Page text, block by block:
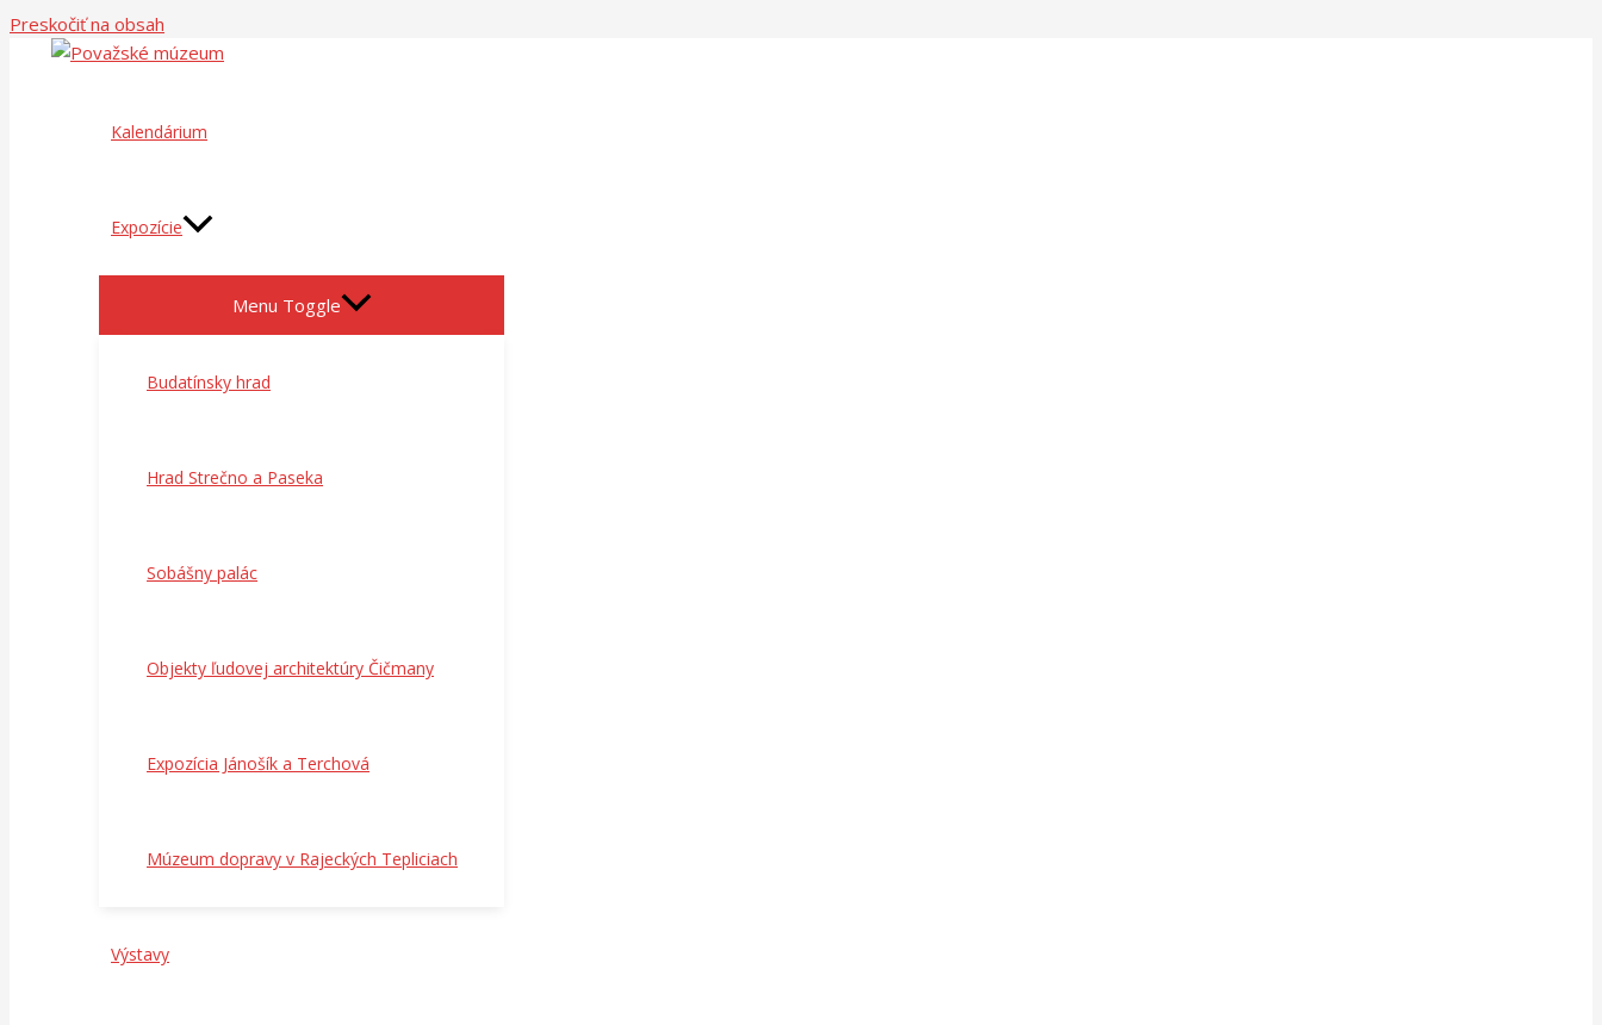
Preskočiť na obsah
Kalendárium
Expozície
Menu Toggle
Budatínsky hrad
Hrad Strečno a Paseka
Sobášny palác
Objekty ľudovej architektúry Čičmany
Expozícia Jánošík a Terchová
Múzeum dopravy v Rajeckých Tepliciach
Výstavy